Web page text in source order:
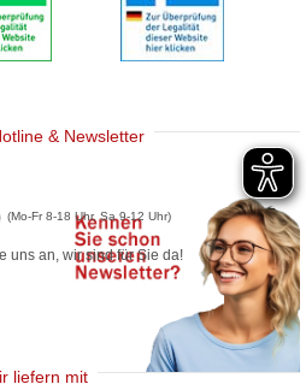
& Newsletter
(Mo-Fr 8-18 Uhr, Sa 9-12 Uhr)
uns an, wir sind für Sie da!
liefern mit